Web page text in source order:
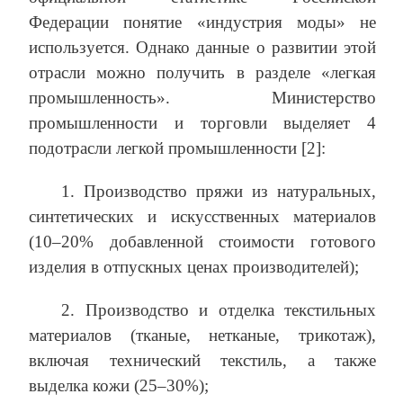
Федерации понятие «индустрия моды» не
используется. Однако данные о развитии этой
отрасли можно получить в разделе «легкая
промышленность». Министерство
промышленности и торговли выделяет 4
подотрасли легкой промышленности [2]:
1. Производство пряжи из натуральных,
синтетических и искусственных материалов
(10–20% добавленной стоимости готового
изделия в отпускных ценах производителей);
2. Производство и отделка текстильных
материалов (тканые, нетканые, трикотаж),
включая технический текстиль, а также
выделка кожи (25–30%);